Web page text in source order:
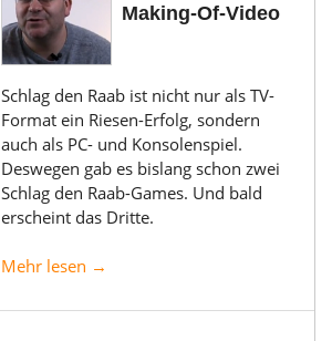
Making-Of-Video
Schlag den Raab ist nicht nur als TV-
Format ein Riesen-Erfolg, sondern
auch als PC- und Konsolenspiel.
Deswegen gab es bislang schon zwei
Schlag den Raab-Games. Und bald
erscheint das Dritte.
Mehr lesen →